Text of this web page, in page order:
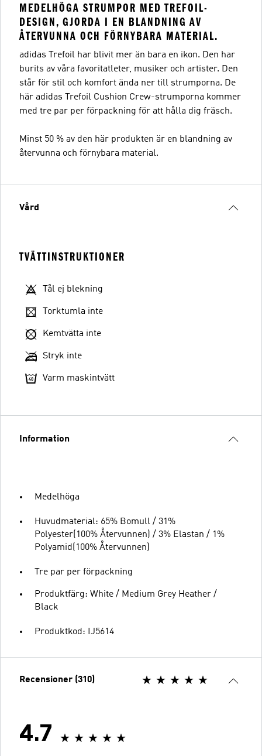
MEDELHÖGA STRUMPOR MED TREFOIL-
DESIGN, GJORDA I EN BLANDNING AV
ÅTERVUNNA OCH FÖRNYBARA MATERIAL.
adidas Trefoil har blivit mer än bara en ikon. Den har
burits av våra favoritatleter, musiker och artister. Den
står för stil och komfort ända ner till strumporna. De
här adidas Trefoil Cushion Crew-strumporna kommer
med tre par per förpackning för att hålla dig fräsch.
Minst 50 % av den här produkten är en blandning av
återvunna och förnybara material.
Vård
TVÄTTINSTRUKTIONER
Tål ej blekning
Torktumla inte
Kemtvätta inte
Stryk inte
Varm maskintvätt
Information
Medelhöga
Huvudmaterial: 65% Bomull / 31%
Polyester(100% Återvunnen) / 3% Elastan / 1%
Polyamid(100% Återvunnen)
Tre par per förpackning
Produktfärg: White / Medium Grey Heather /
Black
Produktkod: IJ5614
Recensioner (310)
4.7